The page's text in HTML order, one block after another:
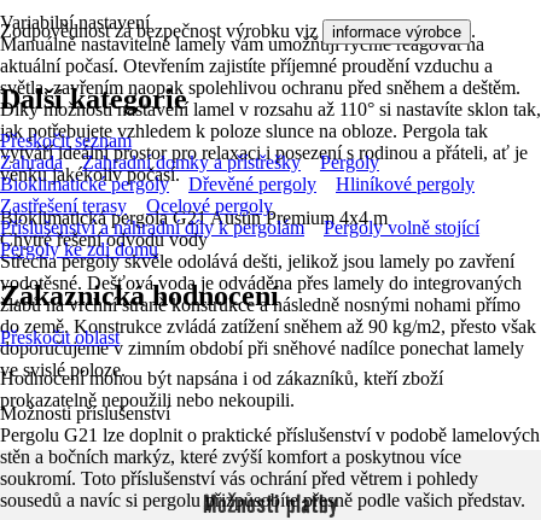
Variabilní nastavení
Manuálně nastavitelné lamely vám umožňují rychle reagovat na
aktuální počasí. Otevřením zajistíte příjemné proudění vzduchu a
světla, zavřením naopak spolehlivou ochranu před sněhem a deštěm.
Díky možnosti nastavení lamel v rozsahu až 110° si nastavíte sklon tak,
jak potřebujete vzhledem k poloze slunce na obloze. Pergola tak
vytváří ideální prostor pro relaxaci i posezení s rodinou a přáteli, ať je
venku jakékoliv počasí.
Bioklimatická pergola G21 Austin Premium 4x4 m
Chytré řešení odvodu vody
Střecha pergoly skvěle odolává dešti, jelikož jsou lamely po zavření
vodotěsné. Dešťová voda je odváděna přes lamely do integrovaných
žlabů na vrchní straně konstrukce a následně nosnými nohami přímo
do země. Konstrukce zvládá zatížení sněhem až 90 kg/m2, přesto však
doporučujeme v zimním období při sněhové nadílce ponechat lamely
ve svislé poloze.
Možnosti příslušenství
Pergolu G21 lze doplnit o praktické příslušenství v podobě lamelových
stěn a bočních markýz, které zvýší komfort a poskytnou více
soukromí. Toto příslušenství vás ochrání před větrem i pohledy
sousedů a navíc si pergolu přizpůsobíte přesně podle vašich představ.
Zodpovědnost za bezpečnost výrobku viz informace výrobce .
Další kategorie
Přeskočit seznam
Zahrada
Zahradní domky a přístřešky
Pergoly
Bioklimatické pergoly
Dřevěné pergoly
Hliníkové pergoly
Zastřešení terasy
Ocelové pergoly
Příslušenství a náhradní díly k pergolám
Pergoly volně stojící
Pergoly ke zdi domu
Zákaznická hodnocení
Přeskočit oblast
Hodnocení mohou být napsána i od zákazníků, kteří zboží
prokazatelně nepoužili nebo nekoupili.
Možnosti platby